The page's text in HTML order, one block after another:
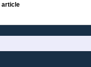
article